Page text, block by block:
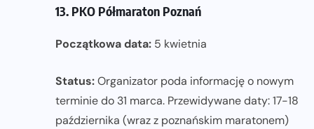
13. PKO Półmaraton Poznań
Początkowa data: 5 kwietnia
Status:Organizator poda informację o nowym
terminie do 31 marca. Przewidywane daty: 17-18
października (wraz z poznańskim maratonem)